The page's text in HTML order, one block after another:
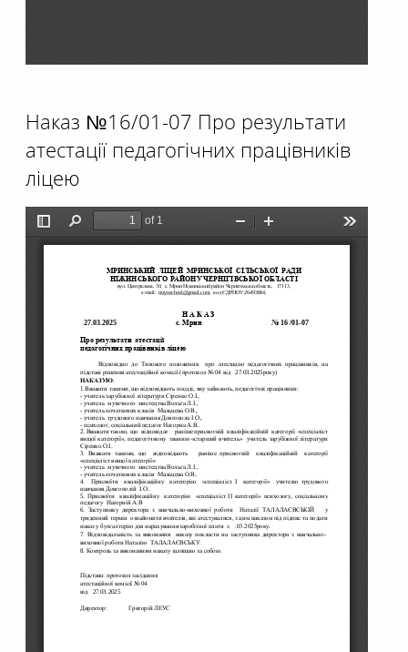
Наказ №16/01-07 Про результати
атестації педагогічних працівників
ліцею